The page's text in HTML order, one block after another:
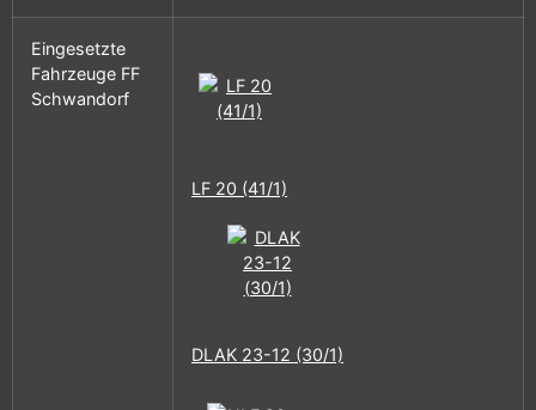
Eingesetzte
Fahrzeuge FF
Schwandorf
LF 20 (41/1)
DLAK 23-12 (30/1)